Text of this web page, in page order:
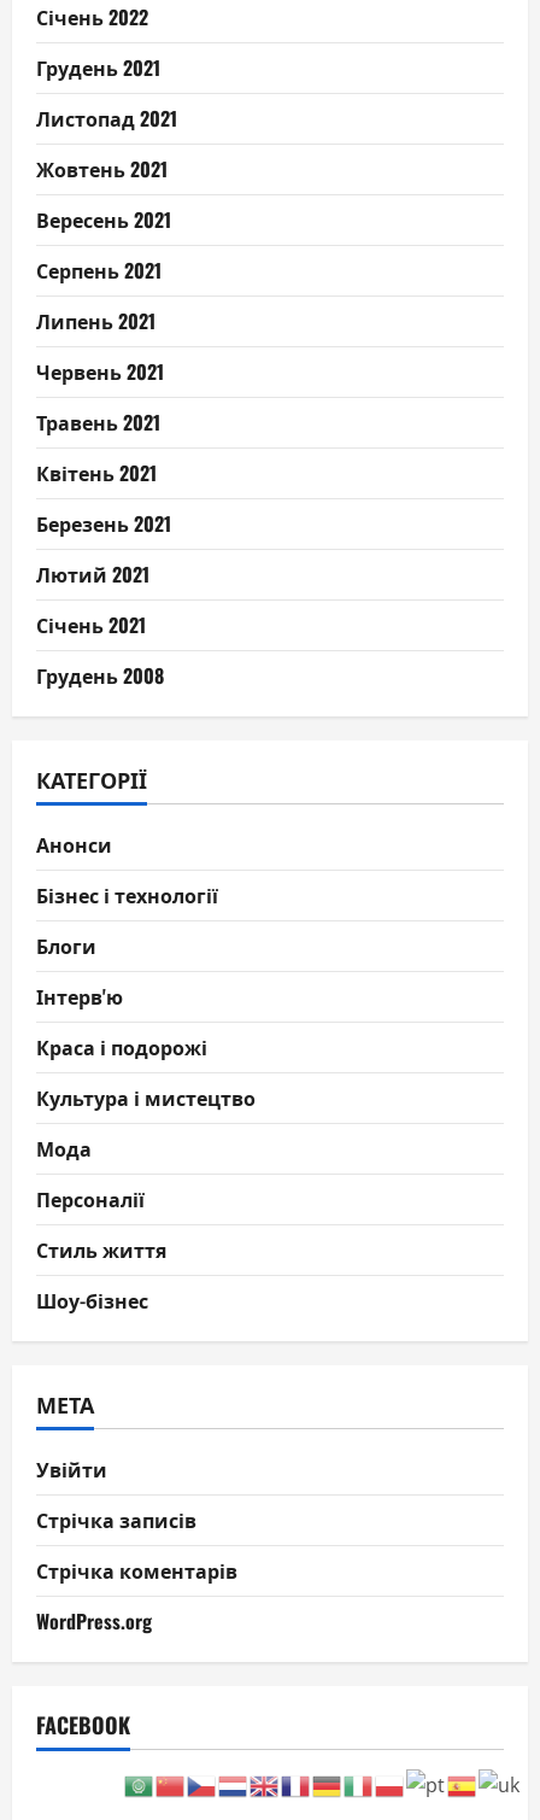
Січень 2022
Грудень 2021
Листопад 2021
Жовтень 2021
Вересень 2021
Серпень 2021
Липень 2021
Червень 2021
Травень 2021
Квітень 2021
Березень 2021
Лютий 2021
Січень 2021
Грудень 2008
КАТЕГОРІЇ
Анонси
Бізнес і технології
Блоги
Інтерв'ю
Краса і подорожі
Культура і мистецтво
Мода
Персоналії
Стиль життя
Шоу-бізнес
МЕТА
Увійти
Стрічка записів
Стрічка коментарів
WordPress.org
FACEBOOK